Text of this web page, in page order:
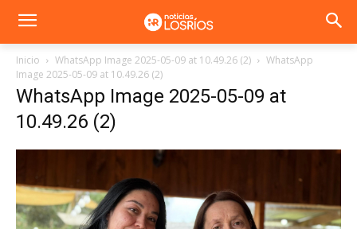
Inicio WhatsApp Image 2025-05-09 at 10.49.26 (2)
WhatsApp
Image 2025-05-09 at 10.49.26 (2)
WhatsApp Image 2025-05-09 at
10.49.26 (2)